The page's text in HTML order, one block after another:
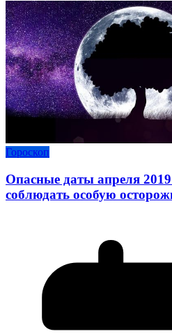
Гороскоп
Опасные даты апреля
соблюдать особую